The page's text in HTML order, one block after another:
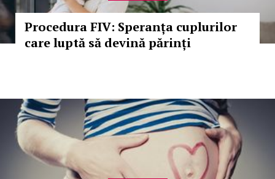
Procedura FIV: Speranța cuplurilor
care luptă să devină părinți